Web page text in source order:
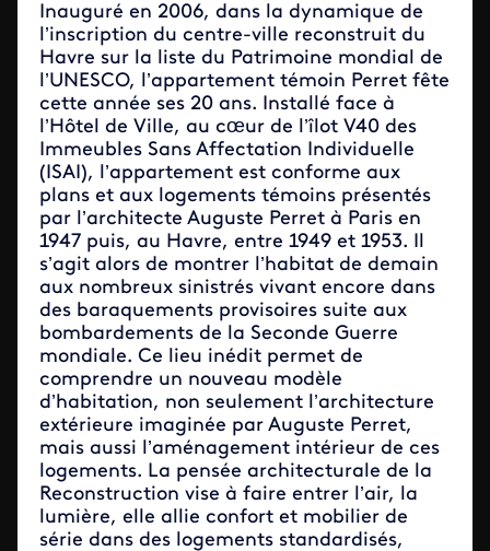
Inauguré en 2006, dans la dynamique de
l’inscription du centre-ville reconstruit du
Havre sur la liste du Patrimoine mondial de
l’UNESCO, l’appartement témoin Perret fête
cette année ses 20 ans. Installé face à
l’Hôtel de Ville, au cœur de l’îlot V40 des
Immeubles Sans Affectation Individuelle
(ISAI), l’appartement est conforme aux
plans et aux logements témoins présentés
par l’architecte Auguste Perret à Paris en
1947 puis, au Havre, entre 1949 et 1953. Il
s’agit alors de montrer l’habitat de demain
aux nombreux sinistrés vivant encore dans
des baraquements provisoires suite aux
bombardements de la Seconde Guerre
mondiale. Ce lieu inédit permet de
comprendre un nouveau modèle
d’habitation, non seulement l’architecture
extérieure imaginée par Auguste Perret,
mais aussi l’aménagement intérieur de ces
logements. La pensée architecturale de la
Reconstruction vise à faire entrer l’air, la
lumière, elle allie confort et mobilier de
série dans des logements standardisés,